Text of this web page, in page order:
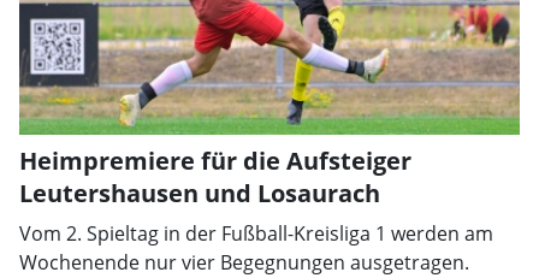
Heimpremiere für die Aufsteiger
Leutershausen und Losaurach
Vom 2. Spieltag in der Fußball-Kreisliga 1 werden am
Wochenende nur vier Begegnungen ausgetragen.